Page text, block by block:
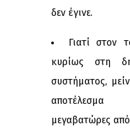
δεν έγινε.
Γιατί στον
κυρίως στη
συστήματος,
αποτέλεσμα
μεγαβατώρες